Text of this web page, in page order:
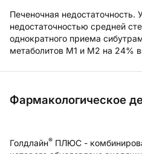
Печеночная недостаточность.
недостаточностью средней
однократного приема
метаболитов M1 и М2 на 24%
Фармакологическое
Голдлайн® ПЛЮС -